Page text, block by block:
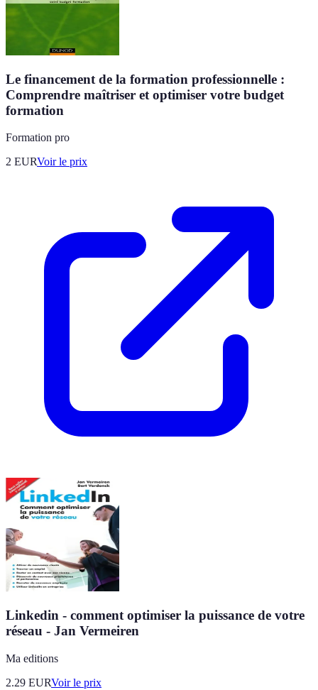
Le financement de la formation professionnelle :
Comprendre maîtriser et optimiser votre budget
formation
Formation pro
2 EURVoir le prix
Linkedin - comment optimiser la puissance de votre
réseau - Jan Vermeiren
Ma editions
2.29 EURVoir le prix